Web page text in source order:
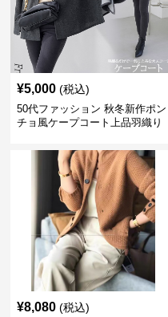
¥5,000 (税込)
50代ファッション 秋冬新作ポン
チョ風ケープコート上品羽織り
¥8,080 (税込)